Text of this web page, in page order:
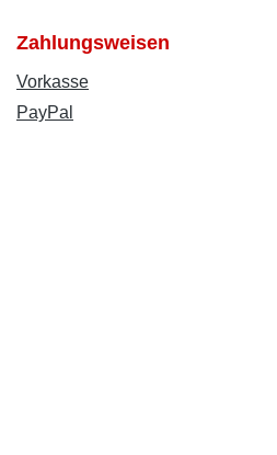
Zahlungsweisen
Vorkasse
PayPal